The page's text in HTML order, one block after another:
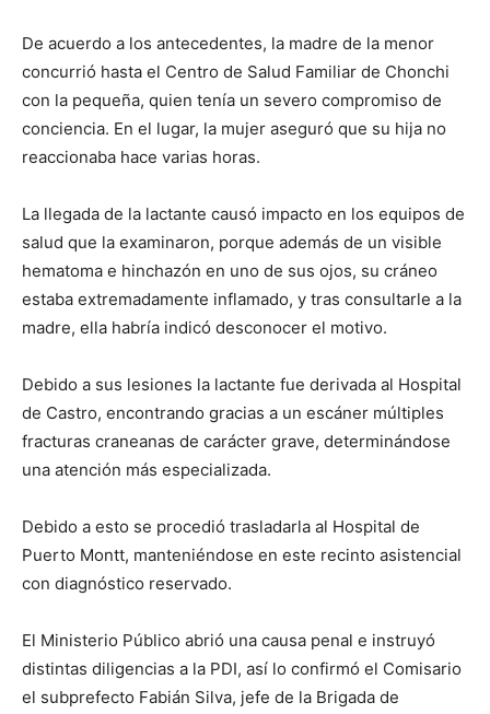
De acuerdo a los antecedentes, la madre de la menor
concurrió hasta el Centro de Salud Familiar de Chonchi
con la pequeña, quien tenía un severo compromiso de
conciencia. En el lugar, la mujer aseguró que su hija no
reaccionaba hace varias horas.
La llegada de la lactante causó impacto en los equipos de
salud que la examinaron, porque además de un visible
hematoma e hinchazón en uno de sus ojos, su cráneo
estaba extremadamente inflamado, y tras consultarle a la
madre, ella habría indicó desconocer el motivo.
Debido a sus lesiones la lactante fue derivada al Hospital
de Castro, encontrando gracias a un escáner múltiples
fracturas craneanas de carácter grave, determinándose
una atención más especializada.
Debido a esto se procedió trasladarla al Hospital de
Puerto Montt, manteniéndose en este recinto asistencial
con diagnóstico reservado.
El Ministerio Público abrió una causa penal e instruyó
distintas diligencias a la PDI, así lo confirmó el Comisario
el subprefecto Fabián Silva, jefe de la Brigada de